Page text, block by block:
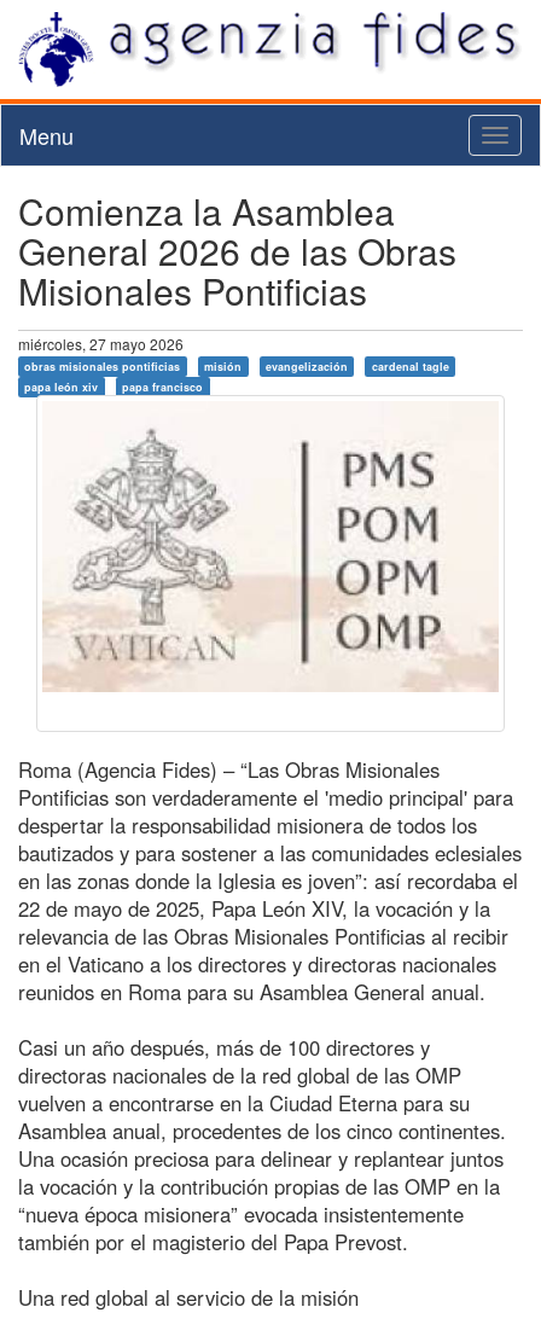
Menu
Comienza la Asamblea
General 2026 de las Obras
Misionales Pontificias
miércoles, 27 mayo 2026
obras misionales pontificias misión evangelización
cardenal tagle
papa león xiv
papa francisco
Roma (Agencia Fides) – “Las Obras Misionales
Pontificias son verdaderamente el 'medio principal' para
despertar la responsabilidad misionera de todos los
bautizados y para sostener a las comunidades eclesiales
en las zonas donde la Iglesia es joven”: así recordaba el
22 de mayo de 2025, Papa León XIV, la vocación y la
relevancia de las Obras Misionales Pontificias al recibir
en el Vaticano a los directores y directoras nacionales
reunidos en Roma para su Asamblea General anual.
Casi un año después, más de 100 directores y
directoras nacionales de la red global de las OMP
vuelven a encontrarse en la Ciudad Eterna para su
Asamblea anual, procedentes de los cinco continentes.
Una ocasión preciosa para delinear y replantear juntos
la vocación y la contribución propias de las OMP en la
“nueva época misionera” evocada insistentemente
también por el magisterio del Papa Prevost.
Una red global al servicio de la misión